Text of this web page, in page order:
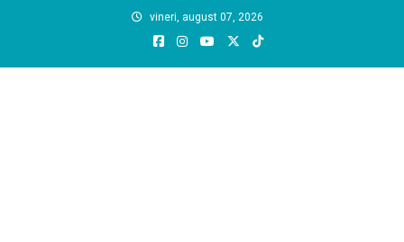
vineri, august 07, 2026